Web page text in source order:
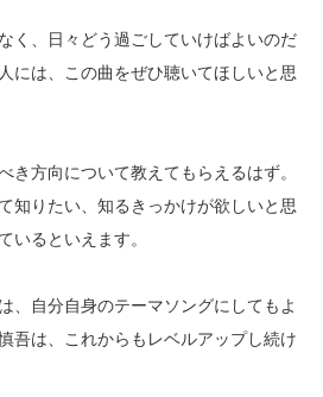
く、日々どう過ごしていけばよいのだ
には、この曲をぜひ聴いてほしいと思
き方向について教えてもらえるはず。
知りたい、知るきっかけが欲しいと思
いるといえます。
、自分自身のテーマソングにしてもよ
吾は、これからもレベルアップし続け